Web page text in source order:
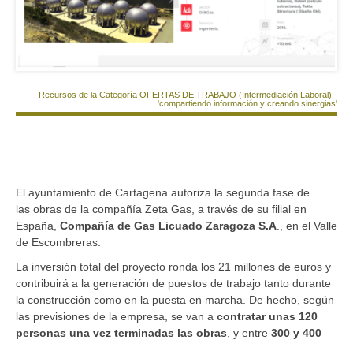
Recursos de la Categoría OFERTAS DE TRABAJO (Intermediación Laboral) -
'compartiendo información y creando sinergias'
El ayuntamiento de Cartagena autoriza la segunda fase de
las obras de la compañía Zeta Gas, a través de su filial en
España, Compañía de Gas Licuado Zaragoza S.A ., en el Valle
de Escombreras.
La inversión total del proyecto ronda los 21 millones de euros y
contribuirá a la generación de puestos de trabajo tanto durante
la construcción como en la puesta en marcha. De hecho, según
las previsiones de la empresa, se van a contratar unas 120
personas una vez terminadas las obras , y entre 300 y 400